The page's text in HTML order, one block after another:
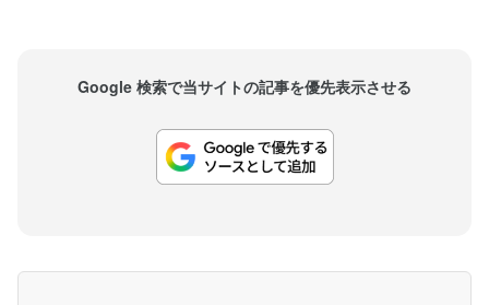
Google 検索で当サイトの記事を優先表示させる